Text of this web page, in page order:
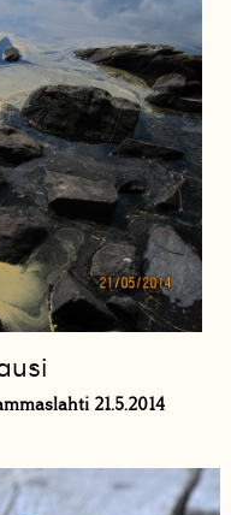
21.5.2014